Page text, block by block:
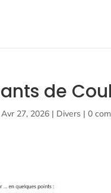
de
Avr 27, 2026| Divers| 0